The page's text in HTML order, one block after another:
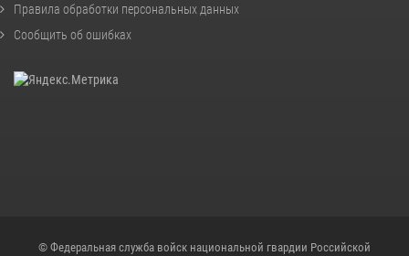
Правила обработки персональных данных
Сообщить об ошибках
© Федеральная служба войск национальной гвардии Российской